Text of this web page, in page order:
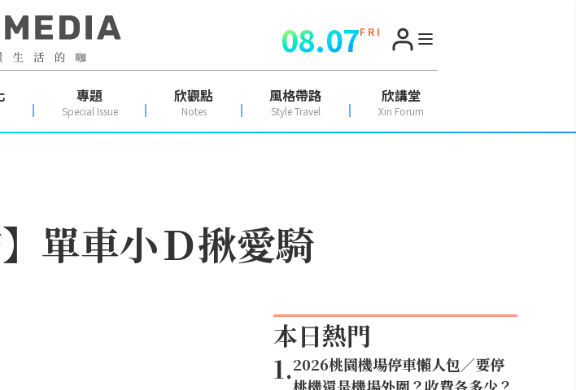
08.07F R I
專題
Special Issue
欣觀點
Notes
風格帶路
Style Travel
欣講堂
Xin Forum
單車小Ｄ揪愛騎
本日熱門
1.2026桃園機場停車懶人包／要停